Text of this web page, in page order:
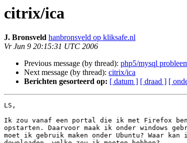
citrix/ica
J. Bronsveld hanbronsveld op kliksafe.nl
Vr Jun 9 20:15:31 UTC 2006
Previous message (by thread): php5/mysql
Next message (by thread): citrix/ica
Berichten gesorteerd op: [ datum ] [ draad ] [
LS,
Ik zou vanaf een portal die ik met Firefox
opstarten. Daarvoor maak ik onder windows
moet ik gebruik maken onder Ubuntu? Waar